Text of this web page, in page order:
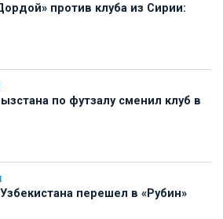
против клуба из Сирии:
по футзалу сменил клуб в
перешел в «Рубин»